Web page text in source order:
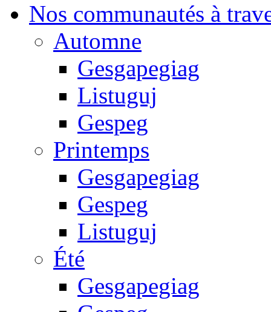
Nos communautés à
Automne
Gesgapegiag
Listuguj
Gespeg
Printemps
Gesgapegiag
Gespeg
Listuguj
Été
Gesgapegiag